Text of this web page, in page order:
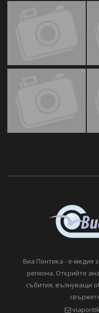
Виа Понтика - е-медия
региона. Открийте
събития, вълнуващи